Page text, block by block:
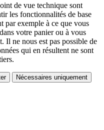
de vue technique sont
les fonctionnalités de base
par exemple à ce que vous
votre panier ou à vous
Il ne nous est pas possible de
qui en résultent ne sont
Nécessaires uniquement